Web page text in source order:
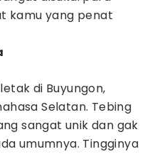
kamu yang penat
di Buyungon,
Selatan. Tebing
sangat unik dan gak
umumnya. Tingginya